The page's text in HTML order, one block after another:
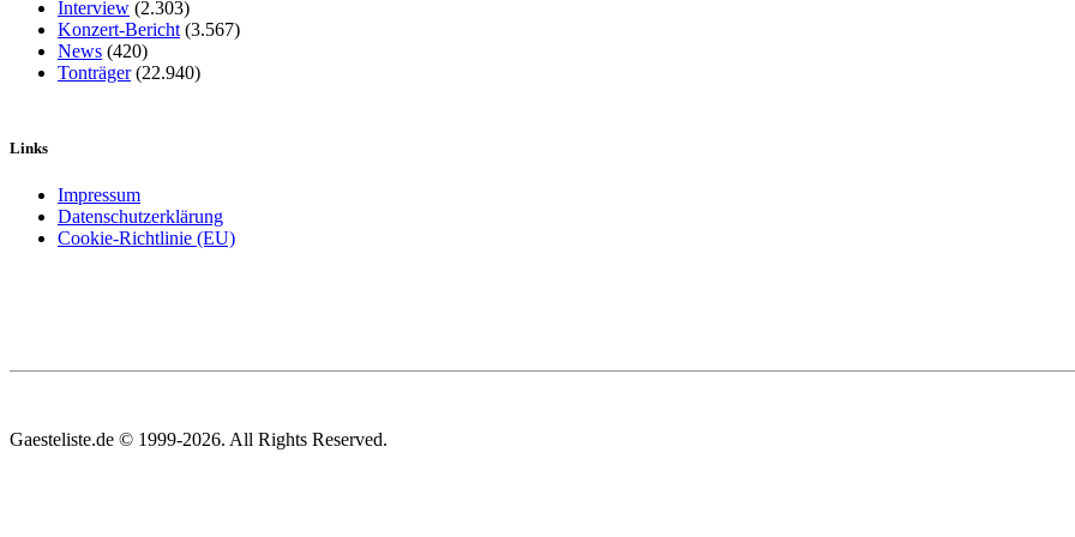
Interview (2.303)
Konzert-Bericht (3.567)
News (420)
Tonträger(22.940)
Links
Impressum
Datenschutzerklärung
Cookie-Richtlinie (EU)
Gaesteliste.de © 1999-2026. All Rights Reserved.